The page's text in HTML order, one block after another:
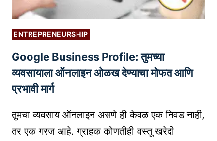
ENTREPRENEURSHIP
Google Business Profile: तुमच्या
व्यवसायाला ऑनलाइन ओळख देण्याचा मोफत आणि
प्रभावी मार्ग
तुमचा व्यवसाय ऑनलाइन असणे ही केवळ एक निवड नाही,
तर एक गरज आहे. ग्राहक कोणतीही वस्तू खरेदी